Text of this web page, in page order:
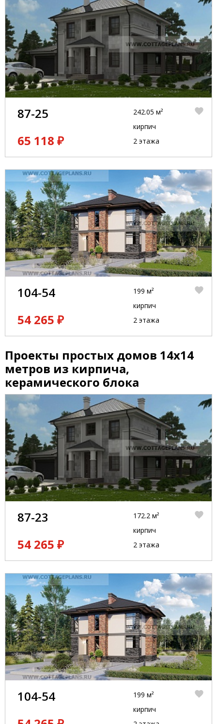
87-25
65 118 ₽
242.05 м²
кирпич
2 этажа
104-54
54 265 ₽
199 м²
кирпич
2 этажа
Проекты простых домов 14x14
метров из кирпича,
керамического блока
87-23
54 265 ₽
172.2 м²
кирпич
2 этажа
104-54
199 м²
кирпич